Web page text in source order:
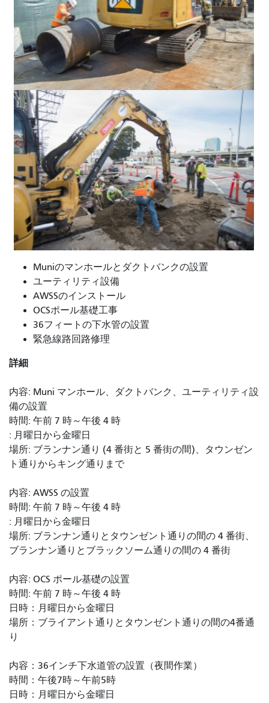
Muniのマンホールとダクトバンクの設置
ユーティリティ設備
AWSSのインストール
OCSポール基礎工事
36フィートの下水管の設置
緊急線路回路修理
詳細
内容: Muni マンホール、ダクトバンク、ユーティリティ設
備の設置
時間: 午前 7 時～午後 4 時
: 月曜日から金曜日
場所: ブランナン通り (4 番街と 5 番街の間)、タウンゼン
ト通りからキング通りまで
内容: AWSS の設置
時間: 午前 7 時～午後 4 時
: 月曜日から金曜日
場所: ブランナン通りとタウンゼント通りの間の 4 番街、
ブランナン通りとブラックソーム通りの間の 4 番街
内容: OCS ポール基礎の設置
時間: 午前 7 時～午後 4 時
日時：月曜日から金曜日
場所：ブライアント通りとタウンゼント通りの間の4番通
り
内容：36インチ下水道管の設置（夜間作業）
時間：午後7時～午前5時
日時：月曜日から金曜日